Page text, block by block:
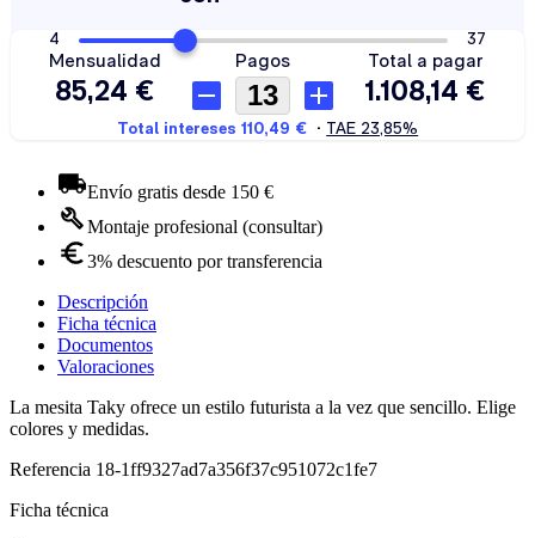
Envío gratis desde 150 €
Montaje profesional (consultar)
3% descuento por transferencia
Descripción
Ficha técnica
Documentos
Valoraciones
La mesita Taky ofrece un estilo futurista a la vez que sencillo. Elige
colores y medidas.
Referencia 18-1ff9327ad7a356f37c951072c1fe7
Ficha técnica